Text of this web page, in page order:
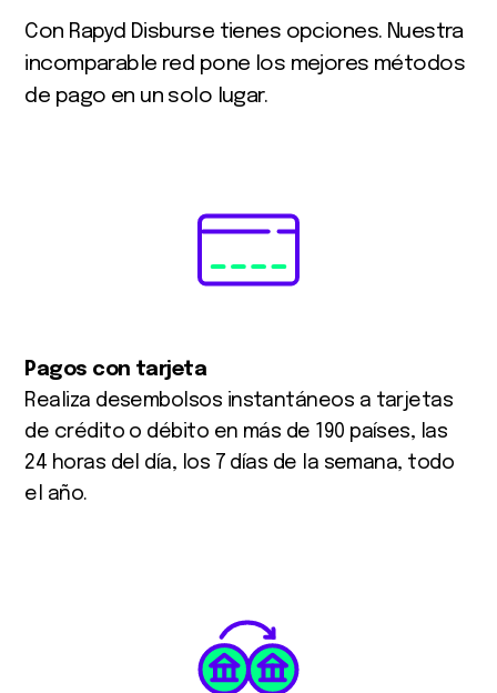
Con Rapyd Disburse tienes opciones. Nuestra
incomparable red pone los mejores métodos
de pago en un solo lugar.
Pagos con tarjeta
Realiza desembolsos instantáneos a tarjetas
de crédito o débito en más de 190 países, las
24 horas del día, los 7 días de la semana, todo
el año.